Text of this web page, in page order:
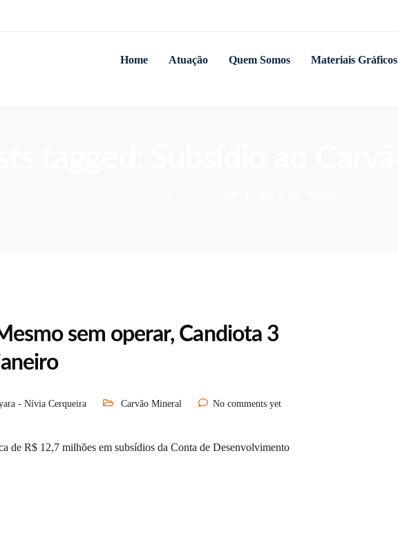
Home Atuação Quem Somos Materiais Gráficos
sem operar, Candiota 3
- Nívia Cerqueira Carvão Mineral No comments yet
de R$ 12,7 milhões em subsídios da Conta de Desenvolvimento